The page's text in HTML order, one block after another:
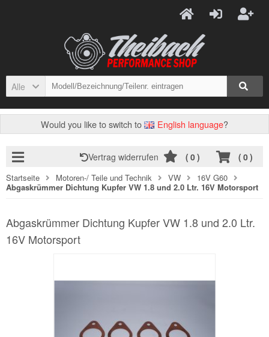
Alle
Would you like to switch to English language?
( 0)
Vertrag widerrufen ( 0)
Startseite Motoren-/ Teile und Technik VW
16V G60
Abgaskrümmer Dichtung Kupfer VW 1.8 und 2.0 Ltr. 16V Motorsport
Abgaskrümmer Dichtung Kupfer VW 1.8 und 2.0 Ltr.
16V Motorsport